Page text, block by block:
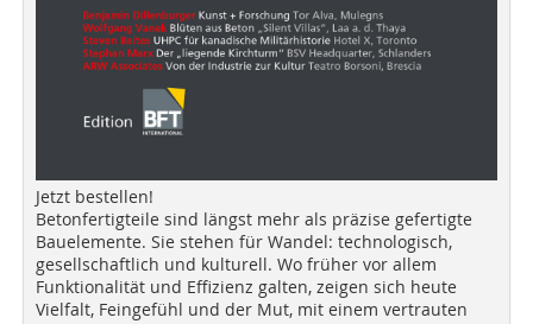
Jetzt bestellen!
Betonfertigteile sind längst mehr als präzise gefertigte
Bauelemente. Sie stehen für Wandel: technologisch,
gesellschaftlich und kulturell. Wo früher vor allem
Funktionalität und Effizienz galten, zeigen sich heute
Vielfalt, Feingefühl und der Mut, mit einem vertrauten